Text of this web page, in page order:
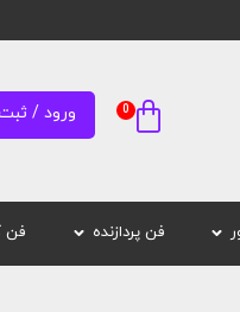
0 ورود /
فن پردازنده